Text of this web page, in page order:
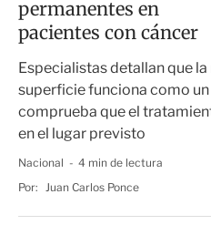
permanentes en
pacientes con cáncer
Especialistas detallan que
superficie funciona como
comprueba que el
en el lugar previsto
Nacional
4 min de lectura
Por: Juan Carlos Ponce